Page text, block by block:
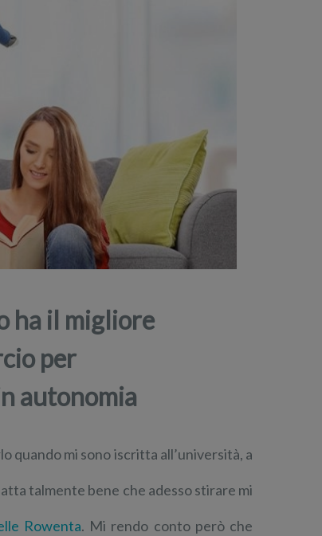
ha il migliore
per
autonomia
quando mi sono iscritta all’università, a
talmente bene che adesso stirare mi
Rowenta. Mi rendo conto però che